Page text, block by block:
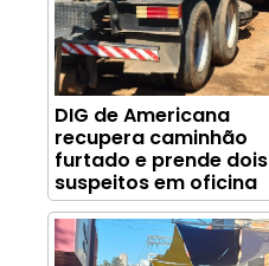
DIG de Americana
recupera caminhão
furtado e prende dois
suspeitos em oficina